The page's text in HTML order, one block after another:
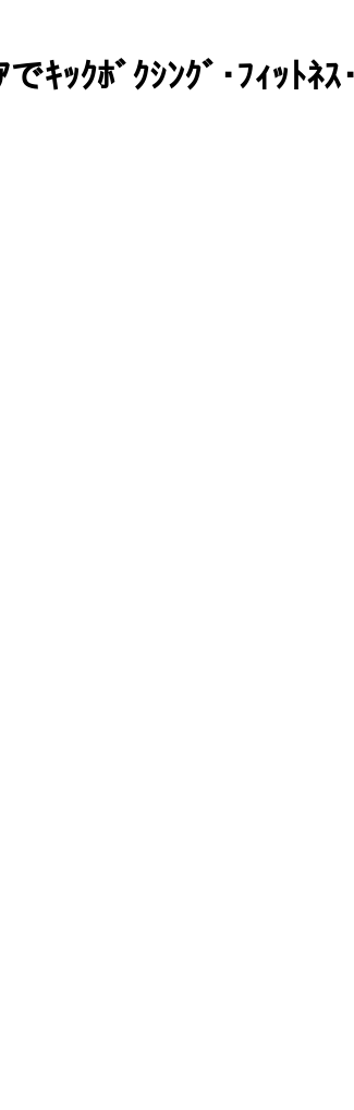
ｷｯｸﾎﾞｸｼﾝｸﾞ･ﾌｨｯﾄﾈ